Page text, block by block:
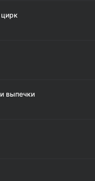
выпечки